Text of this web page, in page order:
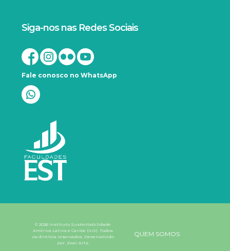
Siga-nos nas Redes Sociais
Fale conosco no WhatsApp
© 2026 Instituto Sustentabilidade
América Latina e Caribe (InS). Todos
os direitos reservados. Desenvolvido
por: Zwei Arts.
QUEM SOMOS